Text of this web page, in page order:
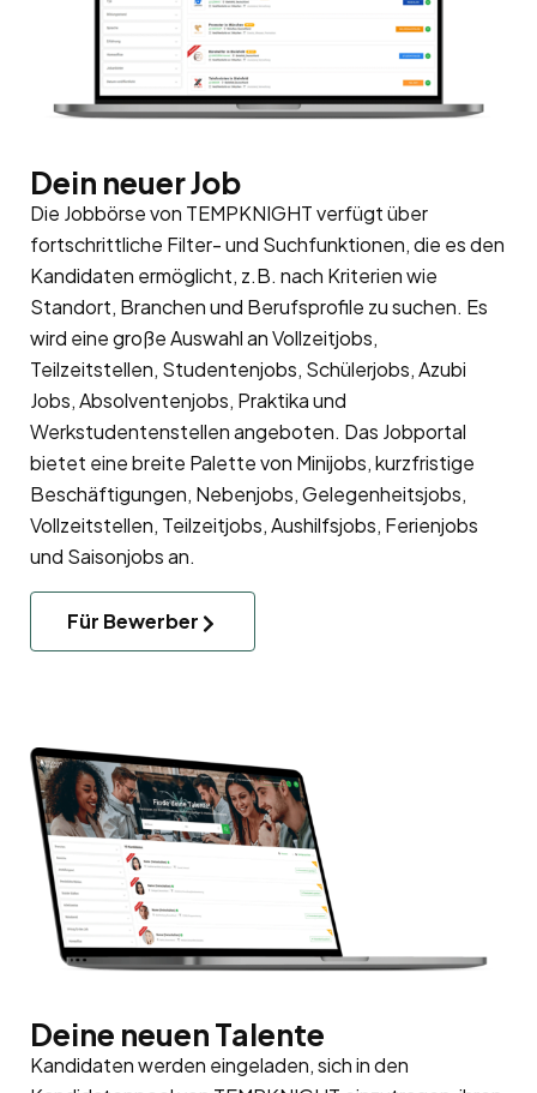
Dein neuer Job
Die Jobbörse von TEMPKNIGHT verfügt über
fortschrittliche Filter- und Suchfunktionen, die es den
Kandidaten ermöglicht, z.B. nach Kriterien wie
Standort, Branchen und Berufsprofile zu suchen. Es
wird eine große Auswahl an Vollzeitjobs,
Teilzeitstellen, Studentenjobs, Schülerjobs, Azubi
Jobs, Absolventenjobs, Praktika und
Werkstudentenstellen angeboten. Das Jobportal
bietet eine breite Palette von Minijobs, kurzfristige
Beschäftigungen, Nebenjobs, Gelegenheitsjobs,
Vollzeitstellen, Teilzeitjobs, Aushilfsjobs, Ferienjobs
und Saisonjobs an.
Für Bewerber
Deine neuen Talente
Kandidaten werden eingeladen, sich in den